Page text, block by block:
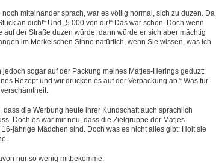
miteinander sprach, war es völlig normal, sich zu duzen. Da
an dich!“ Und „5.000 von dir!“ Das war schön. Doch wenn
auf der Straße duzen würde, dann würde er sich aber mächtig
im Merkelschen Sinne natürlich, wenn Sie wissen, was ich
jedoch sogar auf der Packung meines Matjes-Herings geduzt:
Rezept und wir drucken es auf der Verpackung ab.“ Was für
dass die Werbung heute ihrer Kundschaft auch sprachlich
Doch es war mir neu, dass die Zielgruppe der Matjes-
jährige Mädchen sind. Doch was es nicht alles gibt: Holt sie
nur so wenig mitbekomme.